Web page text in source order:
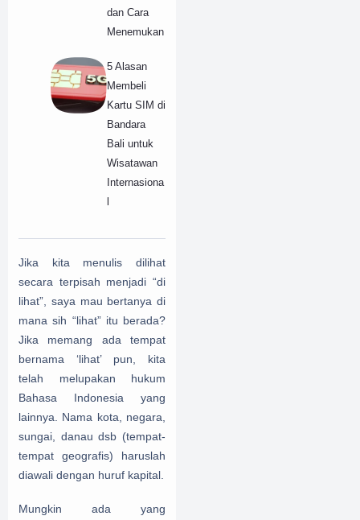
dan Cara
Menemukan
5 Alasan
Membeli
Kartu SIM di
Bandara
Bali untuk
Wisatawan
Internasiona
Jika kita menulis dilihat
secara terpisah menjadi “di
lihat”, saya mau bertanya di
mana sih “lihat” itu berada?
Jika memang ada tempat
bernama ‘lihat’ pun, kita
telah melupakan hukum
Bahasa Indonesia yang
lainnya. Nama kota, negara,
sungai, danau dsb (tempat-
tempat geografis) haruslah
diawali dengan huruf kapital.
Mungkin ada yang